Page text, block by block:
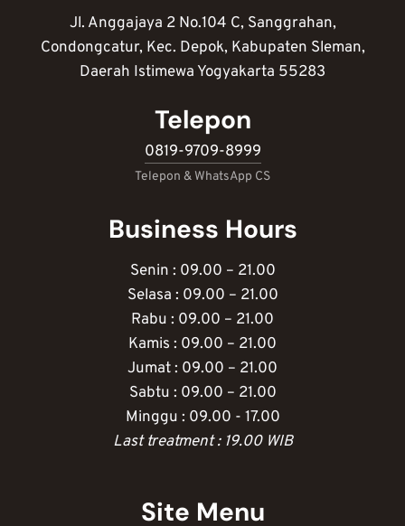
Jl. Anggajaya 2 No.104 C, Sanggrahan,
Condongcatur, Kec. Depok, Kabupaten Sleman,
Daerah Istimewa Yogyakarta 55283
Telepon
0819-9709-8999
Telepon & WhatsApp CS
Business Hours
Senin : 09.00 – 21.00
Selasa : 09.00 – 21.00
Rabu : 09.00 – 21.00
Kamis : 09.00 – 21.00
Jumat : 09.00 – 21.00
Sabtu : 09.00 – 21.00
Minggu : 09.00 - 17.00
Last treatment : 19.00 WIB
Site Menu